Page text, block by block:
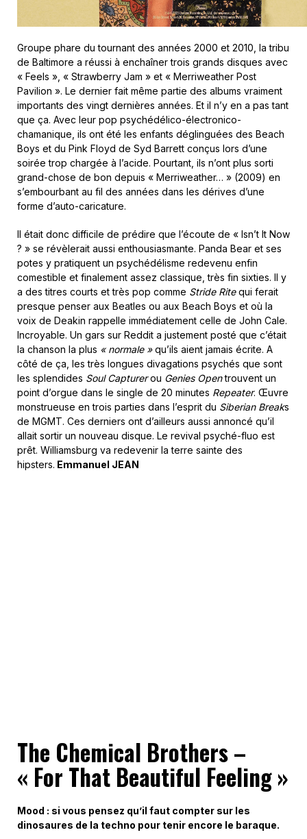
Groupe phare du tournant des années 2000 et 2010, la tribu
de Baltimore a réussi à enchaîner trois grands disques avec
« Feels », « Strawberry Jam » et « Merriweather Post
Pavilion ». Le dernier fait même partie des albums vraiment
importants des vingt dernières années. Et il n’y en a pas tant
que ça. Avec leur pop psychédélico-électronico-
chamanique, ils ont été les enfants déglinguées des Beach
Boys et du Pink Floyd de Syd Barrett conçus lors d’une
soirée trop chargée à l’acide. Pourtant, ils n’ont plus sorti
grand-chose de bon depuis « Merriweather… » (2009) en
s’embourbant au fil des années dans les dérives d’une
forme d’auto-caricature.
Il était donc difficile de prédire que l’écoute de « Isn’t It Now
? » se révèlerait aussi enthousiasmante. Panda Bear et ses
potes y pratiquent un psychédélisme redevenu enfin
comestible et finalement assez classique, très fin sixties. Il y
a des titres courts et très pop comme Stride Ritequi ferait
presque penser aux Beatles ou aux Beach Boys et où la
voix de Deakin rappelle immédiatement celle de John Cale.
Incroyable. Un gars sur Reddit a justement posté que c’était
la chanson la plus « normale »qu’ils aient jamais écrite. A
côté de ça, les très longues divagations psychés que sont
les splendides Soul Capturerou Genies Opentrouvent un
point d’orgue dans le single de 20 minutes Repeater. Œuvre
monstrueuse en trois parties dans l’esprit du Siberian Breaks
de MGMT. Ces derniers ont d’ailleurs aussi annoncé qu’il
allait sortir un nouveau disque. Le revival psyché-fluo est
prêt. Williamsburg va redevenir la terre sainte des
hipsters. Emmanuel JEAN
The Chemical Brothers –
« For That Beautiful Feeling »
Mood : si vous pensez qu’il faut compter sur les
dinosaures de la techno pour tenir encore le baraque.